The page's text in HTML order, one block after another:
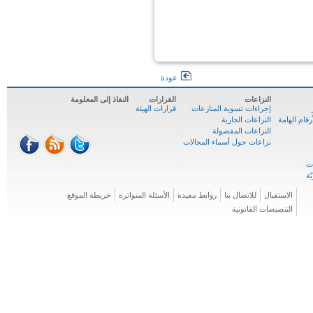
عودة
الهامة
النزاعات
إجراءات تسوية المنازعات
النزاعات الجارية
النزاعات المفصولة
نزاعات حول أسماء المجالات
القرارات
قرارات الهيئة
النفاذ إلى المعلومة
الاستقبال للاتصال بنا روابط مفيدة الأسئلة المتواترة
خريطة الموقع
التنصيصات القانونية